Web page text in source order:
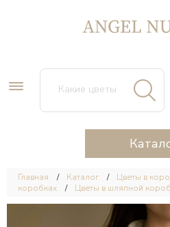
Главная Каталог Цветы в
коробках
Цветы в шляпной